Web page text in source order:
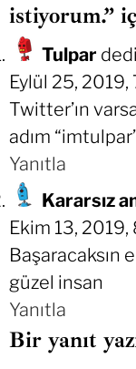
istiyorum.”
Tulpar
Eylül 25, 2019,
Twitter’ın
adım
Yanıtla
Kararsız
Ekim 13, 2019,
Başaracaksın
güzel insan
Yanıtla
Bir yanıt